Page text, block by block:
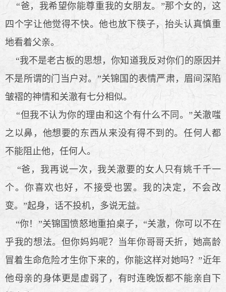
“爸，我希望你能尊重我的女朋友。”那个女的，这
四个字让他觉得不快。他也放下筷子，抬头认真慎重
地看着父亲。
“我不是老古板的思想，你知道我反对你们的原因并
不是所谓的门当户对。”关锦国的表情严肃，眉间深陷
皱褶的神情和关澈有七分相似。
“但我不认为你的理由和这个有什么不同。”关澈嗤
之以鼻，他想要的东西从来没有得不到的。任何人都
不能阻止他，任何人。
“爸，我再说一次，我关澈要的女人只有姚千千一
个。你喜欢也好，不接受也罢。我的决定，不会改
变。”起身，话不投机，多说无益。
“你！”关锦国愤怒地重拍桌子，“关澈，你可以不在
乎我的想法。但你妈妈呢？当年你哥哥夭折，她高龄
冒着生命危险才生你下来的，你能这样对她吗？”近年
他母亲的身体更是虚弱了，有时连晚饭都不能亲自下